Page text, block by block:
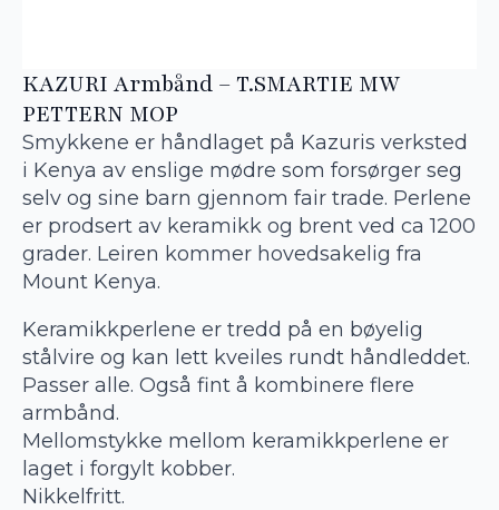
KAZURI Armbånd – T.SMARTIE MW
PETTERN MOP
Smykkene er håndlaget på Kazuris verksted
i Kenya av enslige mødre som forsørger seg
selv og sine barn gjennom fair trade. Perlene
er prodsert av keramikk og brent ved ca 1200
grader. Leiren kommer hovedsakelig fra
Mount Kenya.
Keramikkperlene er tredd på en bøyelig
stålvire og kan lett kveiles rundt håndleddet.
Passer alle. Også fint å kombinere flere
armbånd.
Mellomstykke mellom keramikkperlene er
laget i forgylt kobber.
Nikkelfritt.